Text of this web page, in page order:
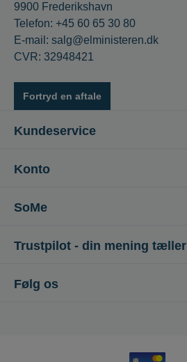
Følg os
Trustpilot - din mening tæller
9900 Frederikshavn
Telefon: +45 60 65 30 80
E-mail: salg@elministeren.dk
CVR: 32948421
Fortryd en aftale
Kundeservice
Konto
SoMe